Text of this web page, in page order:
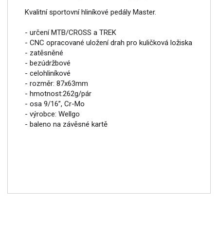
Kvalitní sportovní hliníkové pedály Master.
- určení MTB/CROSS a TREK
- CNC opracované uložení drah pro kuličková ložiska
- zatěsněné
- bezúdržbové
- celohliníkové
- rozměr: 87x63mm
- hmotnost:262g/pár
- osa 9/16”, Cr-Mo
- výrobce: Wellgo
- baleno na závěsné kartě